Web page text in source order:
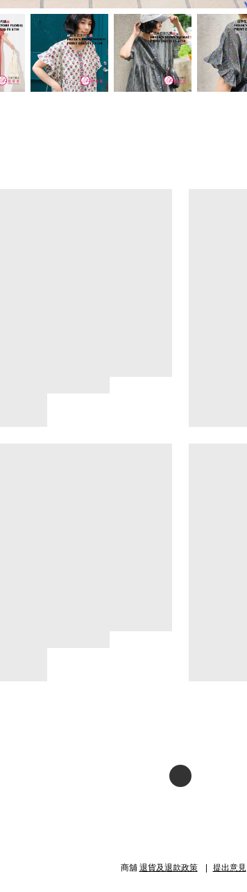
商舖 退貨及退款政策 提出意見